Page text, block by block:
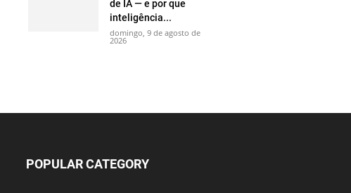
de IA — e por que
inteligência...
domingo, 9 de agosto de
2026
POPULAR CATEGORY